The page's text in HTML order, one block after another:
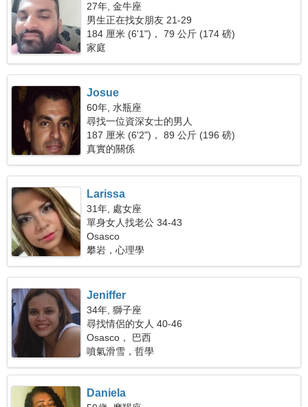
27年, 金牛座
男生正在找女朋友 21-29
184 厘米 (6'1")， 79 公斤 (174 磅)
家庭
Josue
60年, 水瓶座
尋找一位資深女士的男人
187 厘米 (6'2")， 89 公斤 (196 磅)
真實的關係
Larissa
31年, 處女座
單身女人找老公 34-43
Osasco
攀岩，心理學
Jeniffer
34年, 獅子座
尋找情侶的女人 40-46
Osasco， 巴西
噴氣滑雪，哲學
Daniela